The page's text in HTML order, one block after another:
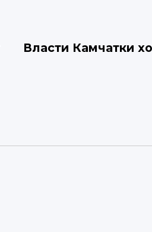
Власти Камчатки